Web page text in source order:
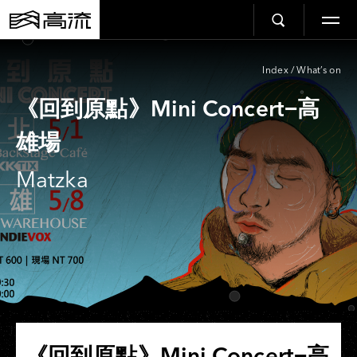
Index / What’s on
《回到原點》Mini Concert−高
雄場
Matzka